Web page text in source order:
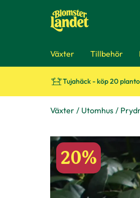
Växter Tillbehör
Tujahäck - köp 20
Växter Utomhus
20%